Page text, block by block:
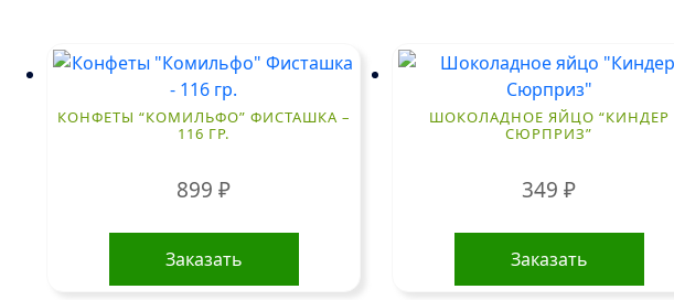
КОНФЕТЫ “КОМИЛЬФО” ФИСТАШКА –
116 ГР.
899₽
Заказать
ШОКОЛАДНОЕ ЯЙЦО “КИНДЕР
СЮРПРИЗ”
349₽
Заказать